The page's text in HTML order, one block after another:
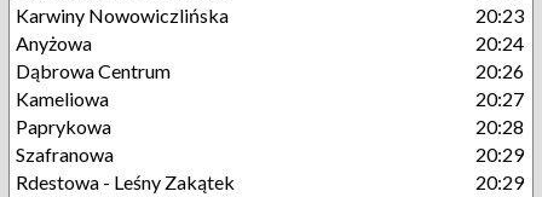
Karwiny Nowowiczlińska
20:23
Anyżowa
20:24
Dąbrowa Centrum
20:26
Kameliowa
20:27
Paprykowa
20:28
Szafranowa
20:29
Rdestowa - Leśny Zakątek
20:29